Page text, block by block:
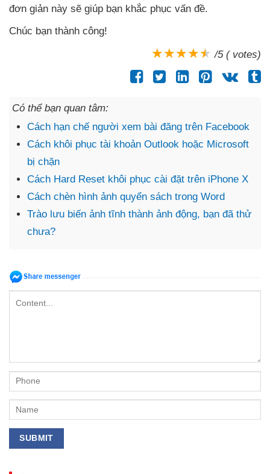
đơn giản này sẽ giúp bạn khắc phục vấn đề.
Chúc bạn thành công!
/5 ( votes)
Có thể bạn quan tâm:
Cách hạn chế người xem bài đăng trên Facebook
Cách khôi phục tài khoản Outlook hoặc Microsoft
bị chặn
Cách Hard Reset khôi phục cài đặt trên iPhone X
Cách chèn hình ảnh quyển sách trong Word
Trào lưu biến ảnh tĩnh thành ảnh động, bạn đã thử
chưa?